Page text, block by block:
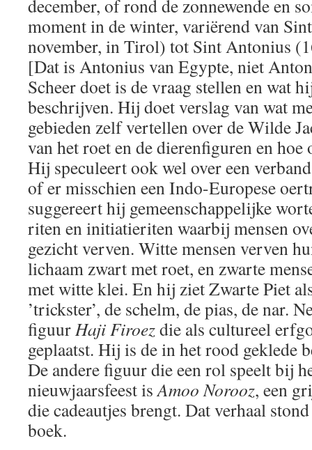
december, of rond de zonnewende en
moment in de winter, variërend van
november, in Tirol) tot Sint Antonius
[Dat is Antonius van Egypte, niet
Scheer doet is de vraag stellen en wat
beschrijven. Hij doet verslag van wat
gebieden zelf vertellen over de Wilde
van het roet en de dierenfiguren en
Hij speculeert ook wel over een
of er misschien een Indo-Europese
suggereert hij gemeenschappelijke
riten en initiatieriten waarbij mensen
gezicht verven. Witte mensen verven
lichaam zwart met roet, en zwarte
met witte klei. En hij ziet Zwarte Piet
’trickster’, de schelm, de pias, de nar.
figuurHaji Firoezdie als cultureel
geplaatst. Hij is de in het rood geklede
De andere figuur die een rol speelt bij
nieuwjaarsfeest isAmoo Norooz, een
die cadeautjes brengt. Dat verhaal
boek.